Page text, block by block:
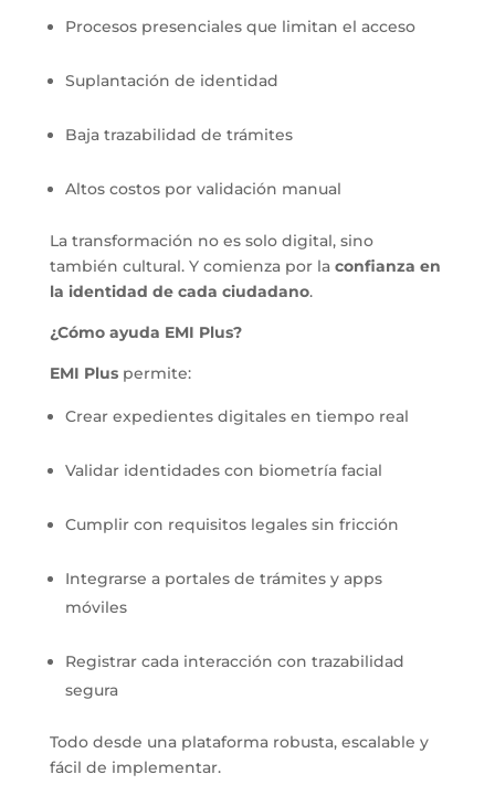
Procesos presenciales que limitan el acceso
Suplantación de identidad
Baja trazabilidad de trámites
Altos costos por validación manual
La transformación no es solo digital, sino
también cultural. Y comienza por la confianza en
la identidad de cada ciudadano.
¿Cómo ayuda EMI Plus?
EMI Pluspermite:
Crear expedientes digitales en tiempo real
Validar identidades con biometría facial
Cumplir con requisitos legales sin fricción
Integrarse a portales de trámites y apps
móviles
Registrar cada interacción con trazabilidad
segura
Todo desde una plataforma robusta, escalable y
fácil de implementar.